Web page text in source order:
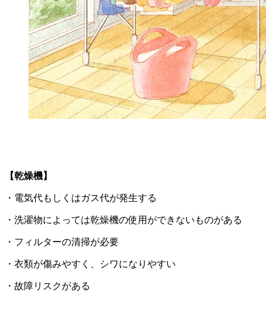
【乾燥機】
・電気代もしくはガス代が発生する
・洗濯物によっては乾燥機の使用ができないものがある
・フィルターの清掃が必要
・衣類が傷みやすく、シワになりやすい
・故障リスクがある